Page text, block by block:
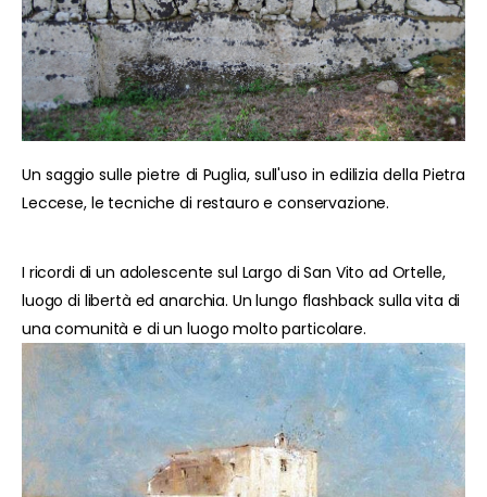
Un saggio sulle pietre di Puglia, sull'uso in edilizia della Pietra
Leccese, le tecniche di restauro e conservazione.
I ricordi di un adolescente sul Largo di San Vito ad Ortelle,
luogo di libertà ed anarchia. Un lungo flashback sulla vita di
una comunità e di un luogo molto particolare.